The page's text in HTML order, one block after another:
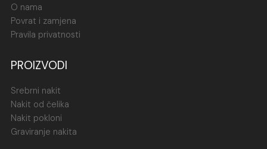
O nama
Povrat i zamjena
Pravila privatnosti
PROIZVODI
Srebrni nakit
Nakit od čelika
Nakit pokloni
Graviranje nakita